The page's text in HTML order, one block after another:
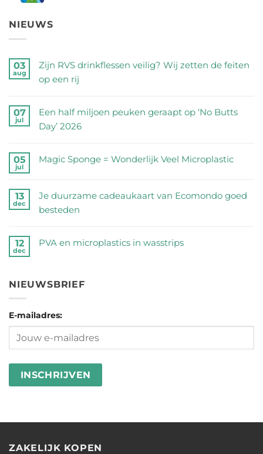
NIEUWS
03
aug
Zijn RVS drinkflessen veilig? Wij zetten de feiten
op een rij
reacties
op
RVS
drinkflessen
Wij
zetten
feiten
rij
07
jul
Een half miljoen peuken geraapt op ‘No Butts
Day’ 2026
reacties
half
miljoen
geraapt
Butts
2026
05
jul
Magic Sponge = Wonderlijk Veel Microplastic
reacties
op
=
Microplastic
13
dec
Je duurzame cadeaukaart van Ecomondo goed
besteden
reacties
duurzame
van
Ecomondo
goed
12
dec
PVA en microplastics in wasstrips
op
en
in
NIEUWSBRIEF
E-mailadres:
ZAKELIJK KOPEN